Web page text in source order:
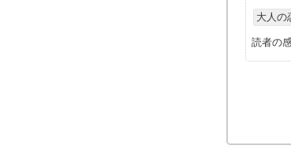
大人の
読者の